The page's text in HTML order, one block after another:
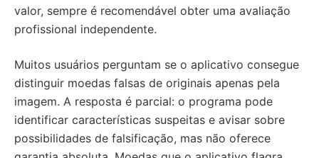
valor, sempre é recomendável obter uma avaliação
profissional independente.
Muitos usuários perguntam se o aplicativo consegue
distinguir moedas falsas de originais apenas pela
imagem. A resposta é parcial: o programa pode
identificar características suspeitas e avisar sobre
possibilidades de falsificação, mas não oferece